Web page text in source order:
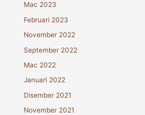
Mac 2023
Februari 2023
November 2022
September 2022
Mac 2022
Januari 2022
Disember 2021
November 2021